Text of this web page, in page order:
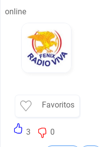
online
Favoritos
3 0